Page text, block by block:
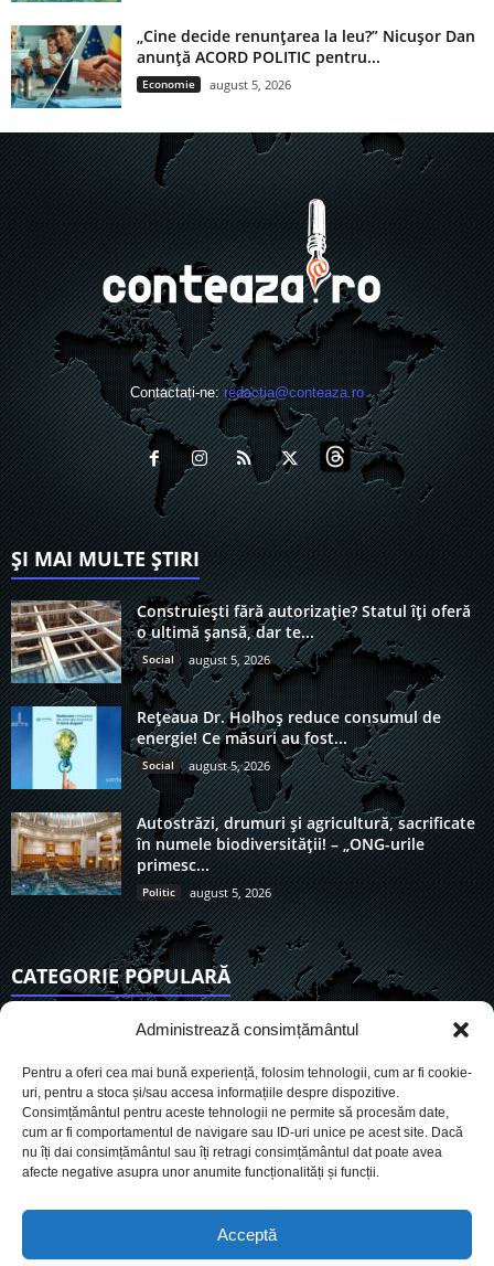
Administrează consimțământul
Pentru a oferi cea mai bună experiență, folosim tehnologii, cum ar fi cookie-
uri, pentru a stoca și/sau accesa informațiile despre dispozitive.
Consimțământul pentru aceste tehnologii ne permite să procesăm date,
cum ar fi comportamentul de navigare sau ID-uri unice pe acest site. Dacă
nu îți dai consimțământul sau îți retragi consimțământul dat poate avea
afecte negative asupra unor anumite funcționalități și funcții.
Acceptă
„Cine decide renunțarea la leu?” Nicușor Dan
anunță ACORD POLITIC pentru...
Economie august 5, 2026
Contactați-ne:redactia@conteaza.ro
ȘI MAI MULTE ȘTIRI
Construiești fără autorizație? Statul îți oferă
o ultimă șansă, dar te...
Social august 5, 2026
Rețeaua Dr. Holhoș reduce consumul de
energie! Ce măsuri au fost...
Social august 5, 2026
Autostrăzi, drumuri și agricultură, sacrificate
în numele biodiversității! – „ONG-urile
primesc...
Politic august 5, 2026
CATEGORIE POPULARĂ
6890
Social
Politic
Economie
559